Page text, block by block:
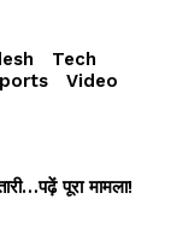
Tech
Video
पूरा मामला!